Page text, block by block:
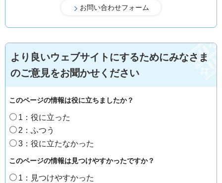
より良いウェブサイトにするためにみなさま
のご意見をお聞かせください
このページの情報は役に立ちましたか？
1：役に立った
2：ふつう
3：役に立たなかった
このページの情報は見つけやすかったですか？
1：見つけやすかった